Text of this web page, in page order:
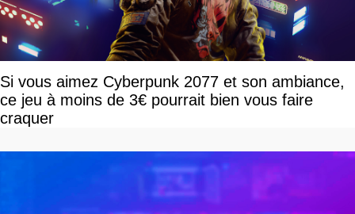
Si vous aimez Cyberpunk 2077 et son ambiance,
ce jeu à moins de 3€ pourrait bien vous faire
craquer